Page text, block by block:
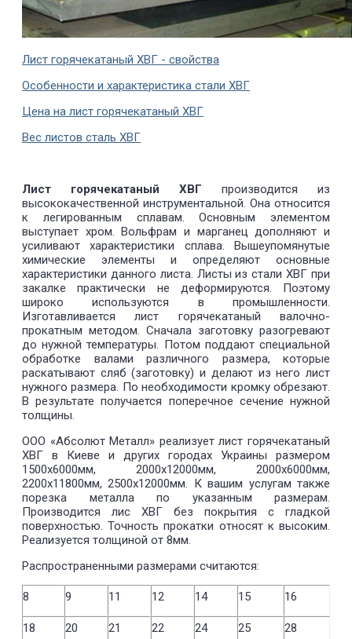
Лист горячекатаный ХВГ - свойства
Особенности и характеристика стали ХВГ
Цена на лист горячекатаный ХВГ
Вес листов сталь ХВГ
Лист горячекатаный ХВГ производится из
высококачественной инструментальной. Она относится
к легированным сплавам. Основным элементом
выступает хром. Вольфрам и марганец дополняют и
усиливают характеристики сплава. Вышеупомянутые
химические элементы и определяют основные
характеристики данного листа. Листы из стали ХВГ при
закалке практически не деформируются. Поэтому
широко используются в промышленности.
Изготавливается лист горячекатаный валочно-
прокатным методом. Сначала заготовку разогревают
до нужной температуры. Потом поддают специальной
обработке валами различного размера, которые
раскатывают сляб (заготовку) и делают из него лист
нужного размера. По необходимости кромку обрезают.
В результате получается поперечное сечение нужной
толщины.
ООО «Абсолют Металл» реализует лист горячекатаный
ХВГ в Киеве и других городах Украины размером
1500х6000мм, 2000х12000мм, 2000х6000мм,
2200х11800мм, 2500х12000мм. К вашим услугам также
порезка металла по указанным размерам.
Производится лис ХВГ без покрытия с гладкой
поверхностью. Точность прокатки относят к высоким.
Реализуется толщиной от 8мм.
Распространенными размерами считаются:
8 9 11 12 14 15 16
18 20 21 22 24 25 28